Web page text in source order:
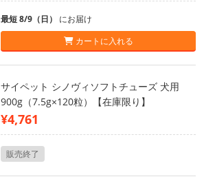
最短 8/9（日） にお届け
カートに入れる
サイペット シノヴィソフトチューズ 犬用
900g（7.5g×120粒）【在庫限り】
¥4,761
販売終了